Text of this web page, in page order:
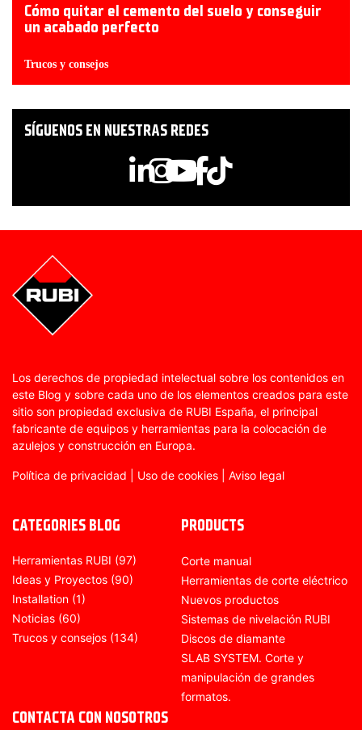
Cómo quitar el cemento del suelo y conseguir
un acabado perfecto
Trucos y consejos
SÍGUENOS EN NUESTRAS REDES
Los derechos de propiedad intelectual sobre los contenidos en
este Blog y sobre cada uno de los elementos creados para este
sitio son propiedad exclusiva de RUBI España, el principal
fabricante de equipos y herramientas para la colocación de
azulejos y construcción en Europa.
Política de privacidad Uso de cookies Aviso legal
CATEGORIES BLOG
Herramientas RUBI (97)
Ideas y Proyectos (90)
Installation (1)
Noticias (60)
Trucos y consejos (134)
PRODUCTS
Corte manual
Herramientas de corte eléctrico
Nuevos productos
Sistemas de nivelación RUBI
Discos de diamante
SLAB SYSTEM. Corte y
manipulación de grandes
formatos.
CONTACTA CON NOSOTROS